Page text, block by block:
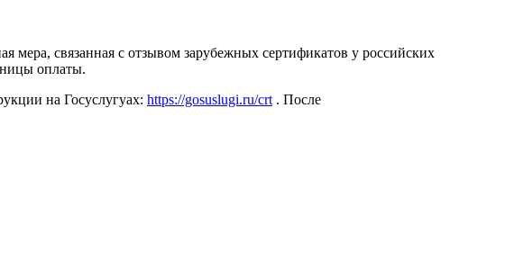
связанная с отзывом зарубежных сертификатов у российских
оплаты.
на Госуслугуах: https://gosuslugi.ru/crt . После